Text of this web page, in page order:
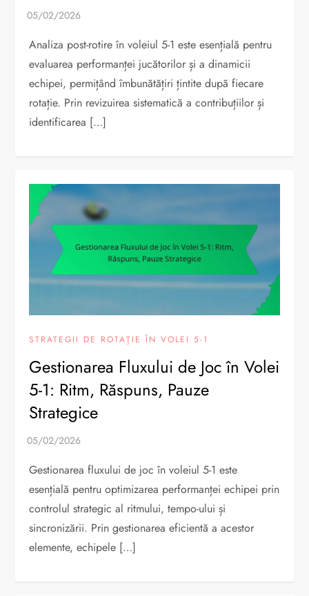
Analiza post-rotire în voleiul 5-1 este esențială pentru
evaluarea performanței jucătorilor și a dinamicii
echipei, permițând îmbunătățiri țintite după fiecare
rotație. Prin revizuirea sistematică a contribuțiilor și
identificarea […]
STRATEGII DE ROTAȚIE ÎN VOLEI 5-1
Gestionarea Fluxului de Joc în Volei
5-1: Ritm, Răspuns, Pauze
Strategice
Gestionarea fluxului de joc în voleiul 5-1 este
esențială pentru optimizarea performanței echipei prin
controlul strategic al ritmului, tempo-ului și
sincronizării. Prin gestionarea eficientă a acestor
elemente, echipele […]